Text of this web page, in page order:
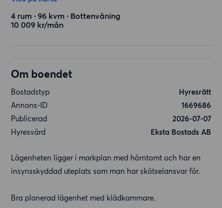
4 rum ∙ 96 kvm ∙ Bottenvåning
10 009 kr/mån
Om boendet
Bostadstyp
Hyresrätt
Annons-ID
1669686
Publicerad
2026-07-07
Hyresvärd
Eksta Bostads AB
Lägenheten ligger i markplan med hörntomt och har en
insynsskyddad uteplats som man har skötselansvar för.
Bra planerad lägenhet med klädkammare.